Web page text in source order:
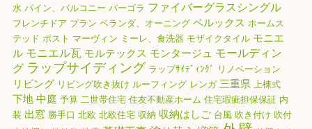
水 パイン、バルコニー パーゴラ ファイバーグラスシングル
フレンチドア プラン ベランダ、オーニング ベルックス ホームス
テッド ポスト マーヴィン ミーレ、食洗器 モザイクタイル モニエ
ル モニエル瓦 モルテックス モンタージュ モールディン
グ ラップサイディング ラップｻｲﾃﾞｨﾝｸﾞ リノベーション
リビング リビング吹き抜け ルーフィング レンガ 三重県 上棟式
下地中庭 予算 二世帯住宅 住友不動産ホーム 住宅瑕疵担保保証 内
装 出窓 勝手口 北欧 北欧住宅 収納 収納はしご 台風 吹き付け 吹付